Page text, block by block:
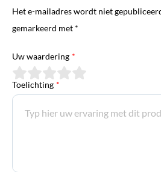
Het e-mailadres wordt niet
gemarkeerd met *
Uw waardering *
Toelichting *